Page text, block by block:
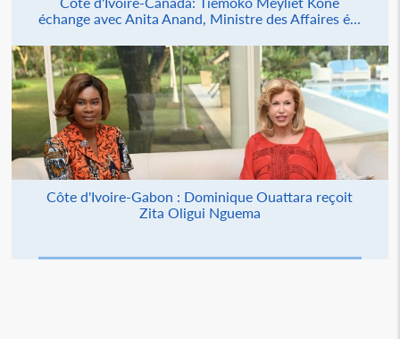
échange avec Anita Anand, Ministre des Affaires é...
Côte d'Ivoire-Gabon : Dominique Ouattara reçoit
Zita Oligui Nguema